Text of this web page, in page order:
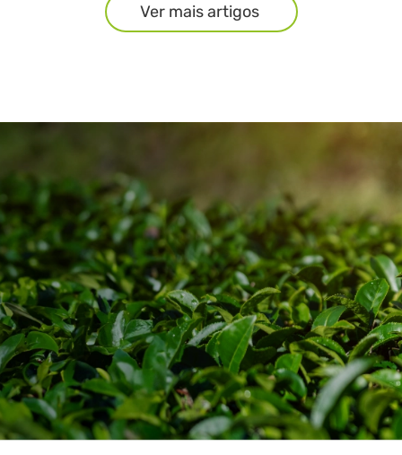
Ver mais artigos